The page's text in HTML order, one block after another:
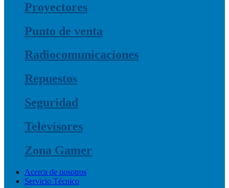
Proyectores
Punto de venta
Radiocomunicaciones
Repuestos
Seguridad
Televisores
Zona Gamer
Acerca de nosotros
Servicio Técnico